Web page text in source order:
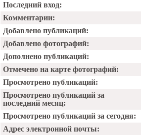
Последний вход:
Комментарии:
Добавлено публикаций:
Добавлено фотографий:
Дополнено публикаций:
Отмечено на карте фотографий:
Просмотрено публикаций:
Просмотрено публикаций за
последний месяц:
Просмотрено публикаций за сегодня:
Адрес электронной почты: